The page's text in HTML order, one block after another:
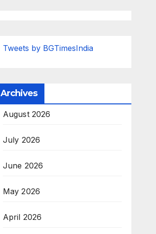
Tweets by BGTimesIndia
Archives
August 2026
July 2026
June 2026
May 2026
April 2026